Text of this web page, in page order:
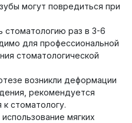
могут повредиться при
раз в 3-6
для профессиональной
стоматологической
возникли деформации
рекомендуется
стоматологу.
мягких